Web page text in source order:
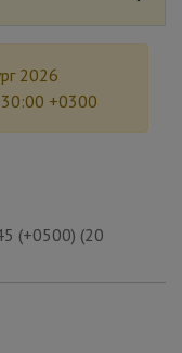
2026
+0300
(+0500) (20